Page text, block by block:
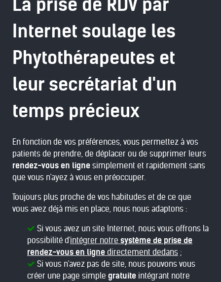
La prise de RDV par
Internet soulage les
Phytothérapeutes et
leur secrétariat d'un
temps précieux
En fonction de vos préférences, vous permettez à vos
patients de prendre, de déplacer ou de supprimer leurs
rendez-vous en ligne simplement et rapidement sans
que vous n'ayez à vous en préoccuper.
Toujours plus proche de vos habitudes et de ce que
vous avez déjà mis en place, nous nous adaptons :
Si vous avez un site Internet, nous vous offrons la
possibilité d'intégrer notre système de prise de
rendez-vous en ligne directement dedans ;
Si vous n'avez pas de site, nous pouvons vous
créer une page simple gratuite intégrant notre